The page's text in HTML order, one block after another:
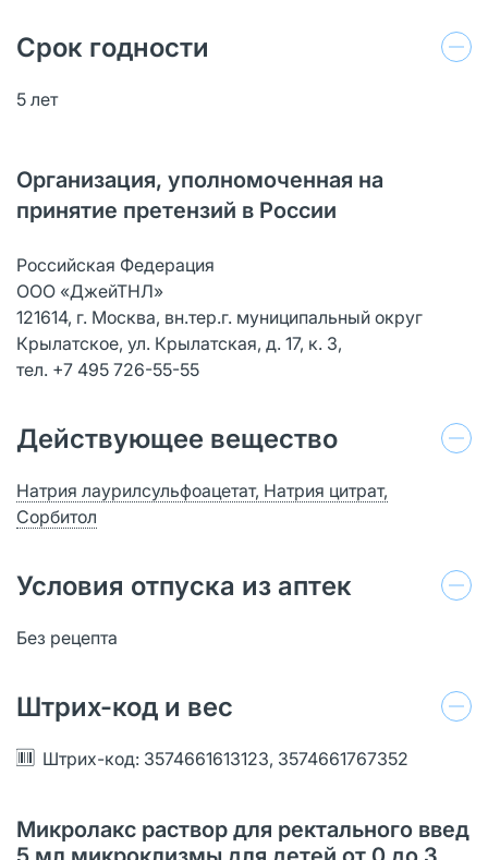
Срок годности
5 лет
Организация, уполномоченная на
принятие претензий в России
Российская Федерация
ООО «ДжейТНЛ»
121614, г. Москва, вн.тер.г. муниципальный округ
Крылатское, ул. Крылатская, д. 17, к. 3,
тел. +7 495 726-55-55
Действующее вещество
Натрия лаурилсульфоацетат, Натрия цитрат,
Сорбитол
Условия отпуска из аптек
Без рецепта
Штрих-код и вес
Штрих-код: 3574661613123, 3574661767352
Микролакс раствор для ректального введ